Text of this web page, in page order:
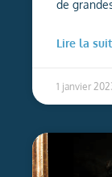
de
Lire la
1 janvier